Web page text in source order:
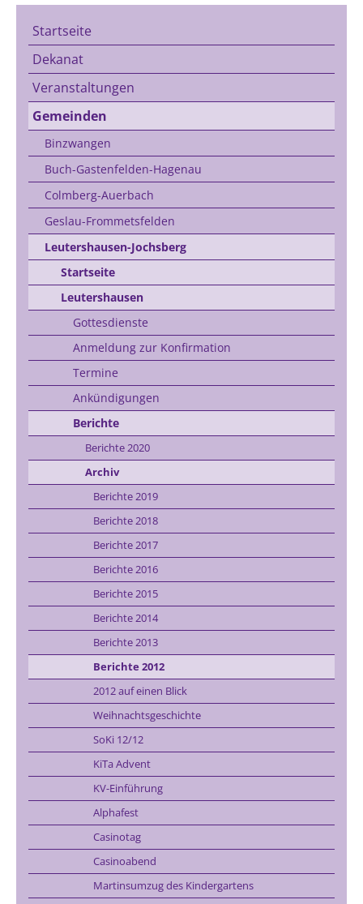
Startseite
Dekanat
Veranstaltungen
Gemeinden
Binzwangen
Buch-Gastenfelden-Hagenau
Colmberg-Auerbach
Geslau-Frommetsfelden
Leutershausen-Jochsberg
Startseite
Leutershausen
Gottesdienste
Anmeldung zur Konfirmation
Termine
Ankündigungen
Berichte
Berichte 2020
Archiv
Berichte 2019
Berichte 2018
Berichte 2017
Berichte 2016
Berichte 2015
Berichte 2014
Berichte 2013
Berichte 2012
2012 auf einen Blick
Weihnachtsgeschichte
SoKi 12/12
KiTa Advent
KV-Einführung
Alphafest
Casinotag
Casinoabend
Martinsumzug des Kindergartens